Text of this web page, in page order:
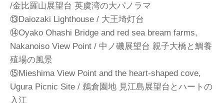
/金比羅山展望台 英虞湾の大パノラマ
⑬Daiozaki Lighthouse / 大王埼灯台
⑭Oyako Ohashi Bridge and red sea bream farms,
Nakanoiso View Point / 中ノ磯展望台 親子大橋と鯛養
殖場の風景
⑮Mieshima View Point and the heart-shaped cove,
Ugura Picnic Site / 鵜倉園地 見江島展望台とハートの
入江